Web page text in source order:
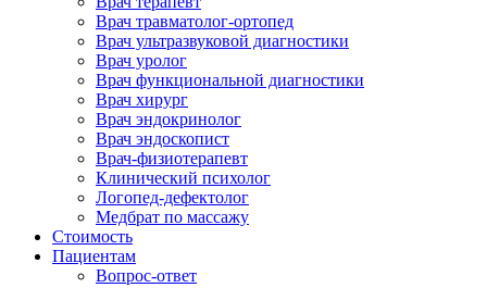
Врач травматолог-ортопед
Врач ультразвуковой диагностики
Врач уролог
Врач функциональной диагностики
Врач хирург
Врач эндокринолог
Врач эндоскопист
Врач-физиотерапевт
Клинический психолог
Логопед-дефектолог
Медбрат по массажу
Стоимость
Пациентам
Вопрос-ответ